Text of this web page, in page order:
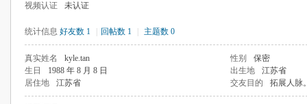
视频认证
未认证
统计信息 好友数 1 回帖数 1 主题数 0
真实姓名 kyle.tan 性别
保密
生日
1988 年 8 月 8 日 出生地
江苏省
居住地
江苏省 交友目的 拓展人脉